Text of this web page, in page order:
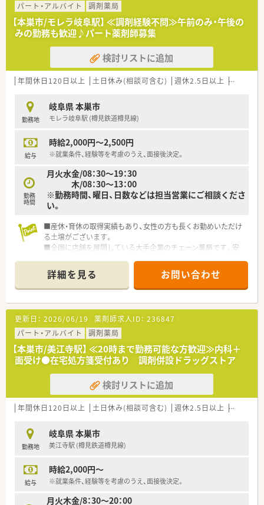
パート・アルバイト
調剤薬局
【本巣市/モレラ岐阜駅】 ≪調剤経験不問≫午前のみ・午後の
みの勤務も歓迎♪パート薬剤師募集
検討リストに追加
年間休日120日以上 土日休み(相談可含む) 週休2.5日以上 週32h以
勤務地
岐阜県 本巣市
モレラ岐阜駅 (樽見鉄道樽見線)
給与
時給2,000円～2,500円
※就業条件、経験等を考慮のうえ、面接後決定。
勤務
時間
月火水金/08：30～19：30
木/08：30～13：00
※勤務時間、曜日、日数などは担当営業にご相談くださ
い。
■産休・育休の取得実績もあり、女性の方も長くお勤めいただけ
る土壌がございます。
■全国に店舗を展開している大手企業のチェーン薬局です。安
詳細を見る お問い合わせ
更新日： 2026/06/19 薬剤師求人ID： 236847
パート・アルバイト
調剤薬局
【本巣市/美江寺駅】 ≪20時まで勤務可能な方歓迎≫内科＋
面受け●在宅処方箋受付あり 調剤併設ドラッグストア
検討リストに追加
年間休日120日以上 土日休み(相談可含む) 週休2.5日以上 週32h以
勤務地
岐阜県 本巣市
美江寺駅 (樽見鉄道樽見線)
給与
時給2,000円～
※就業条件、経験等を考慮のうえ、面接後決定。
月火木金/8：30～20：00